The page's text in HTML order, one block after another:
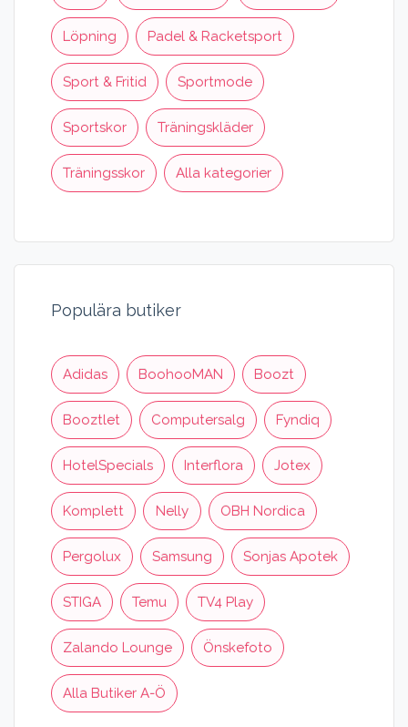
Löpning Padel & Racketsport
Sport & Fritid Sportmode
Sportskor Träningskläder
Träningsskor Alla kategorier
Populära butiker
Adidas BoohooMAN Boozt
Booztlet Computersalg Fyndiq
HotelSpecials Interflora Jotex
Komplett Nelly OBH Nordica
Pergolux Samsung Sonjas Apotek
STIGA Temu TV4 Play
Zalando Lounge Önskefoto
Alla Butiker A-Ö